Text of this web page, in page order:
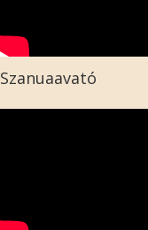
Szanuaavató